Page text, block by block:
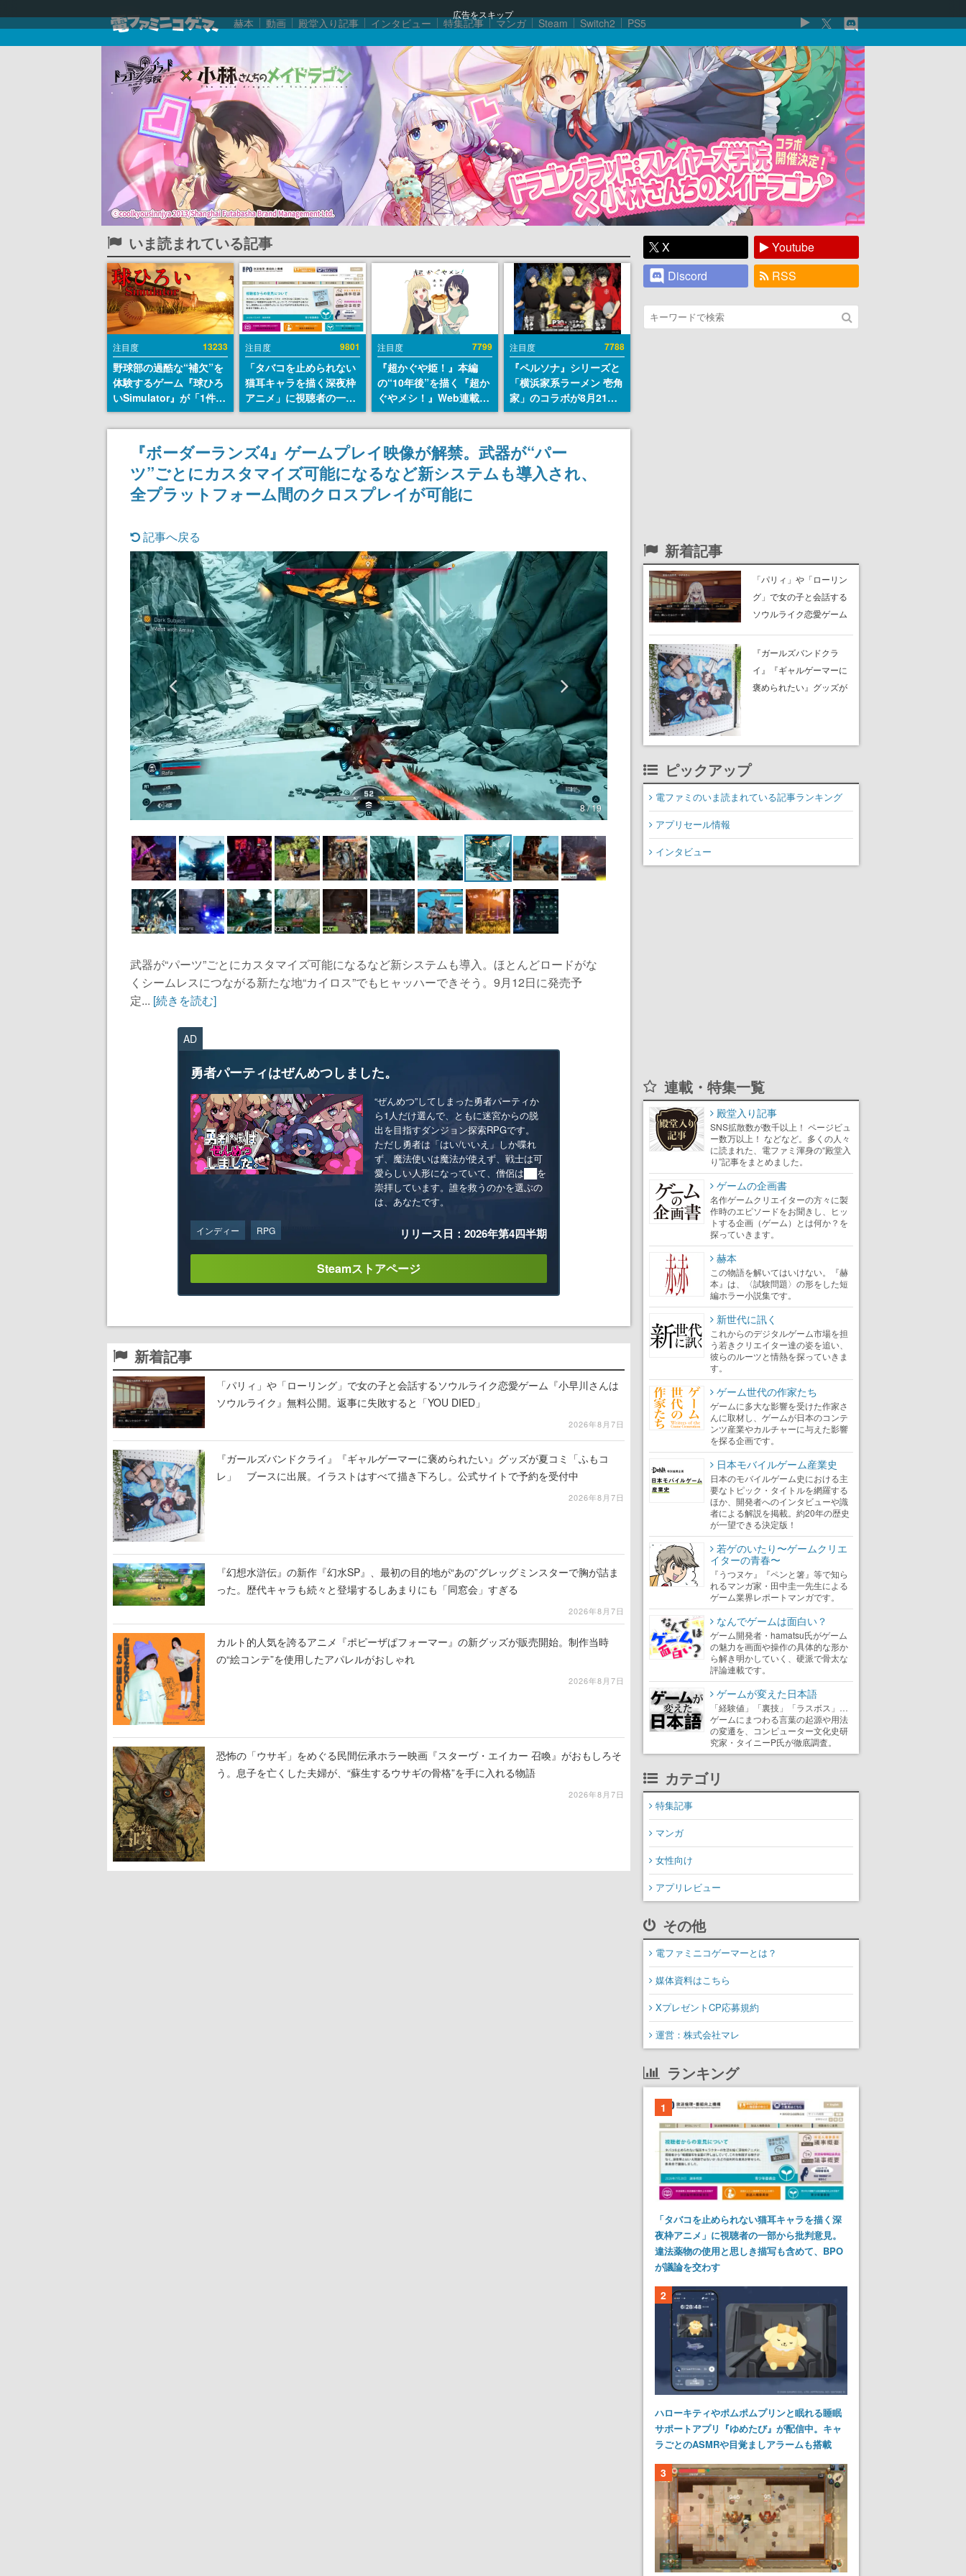
広告をスキップ
赫本 動画 殿堂入り記事 インタビュー 特集記事 マンガ Steam Switch2 PS5
いま読まれている記事
注目度 13233
野球部の過酷な“補欠”を
体験するゲーム『球ひろ
いSimulator』が「1件」
のウィッシュリストをも
とにチェコ語に対応し
SNSで話題に。『キング
ダム・カム』開発元やチ
ェコのプロ野球選手から
称賛の声
注目度 9801
「タバコを止められない
猫耳キャラを描く深夜枠
アニメ」に視聴者の一部
から批判意見。違法薬物
の使用と思しき描写も含
めて、BPOが議論を交わ
す
注目度 7799
『超かぐや姫！』本編
の“10年後”を描く『超か
ぐやメシ！』Web連載決
定。新たなWebマンガレ
ーベル「ビビビコミッ
ク」にて特別話が掲載ス
タート、あのお話には…
まだ続きがある！
注目度 7788
『ペルソナ』シリーズと
「横浜家系ラーメン 壱角
家」のコラボが8月21日
から開催。”はがくれ”風
とんこつラーメンや、お
いしく食べられるカレー
ラーメンがラインナップ
『ボーダーランズ4』ゲームプレイ映像が解禁。武器が“パー
ツ”ごとにカスタマイズ可能になるなど新システムも導入され、
全プラットフォーム間のクロスプレイが可能に
記事へ戻る
8 / 19
武器が“パーツ”ごとにカスタマイズ可能になるなど新システムも導入。ほとんどロードがな
くシームレスにつながる新たな地“カイロス”でもヒャッハーできそう。9月12日に発売予
定... [続きを読む]
AD
勇者パーティはぜんめつしました。
“ぜんめつ”してしまった勇者パーティか
ら1人だけ選んで、ともに迷宮からの脱
出を目指すダンジョン探索RPGです。
ただし勇者は「はい/いいえ」しか喋れ
ず、魔法使いは魔法が使えず、戦士は可
愛らしい人形になっていて、僧侶は██を
崇拝しています。誰を救うのかを選ぶの
は、あなたです。
インディー RPG リリース日：2026年第4四半期
Steamストアページ
新着記事
「パリィ」や「ローリング」で女の子と会話するソウルライク恋愛ゲーム『小早川さんは
ソウルライク』無料公開。返事に失敗すると「YOU DIED」
2026年8月7日
『ガールズバンドクライ』『ギャルゲーマーに褒められたい』グッズが夏コミ「ふもコ
レ」 ブースに出展。イラストはすべて描き下ろし。公式サイトで予約を受付中
2026年8月7日
『幻想水滸伝』の新作『幻水SP』、最初の目的地が“あの”グレッグミンスターで胸が詰ま
った。歴代キャラも続々と登場するしあまりにも「同窓会」すぎる
2026年8月7日
カルト的人気を誇るアニメ『ポピーザぱフォーマー』の新グッズが販売開始。制作当時
の“絵コンテ”を使用したアパレルがおしゃれ
2026年8月7日
恐怖の「ウサギ」をめぐる民間伝承ホラー映画『スターヴ・エイカー 召喚』がおもしろそ
う。息子を亡くした夫婦が、“蘇生するウサギの骨格”を手に入れる物語
2026年8月7日
X
Youtube
Discord
RSS
新着記事
「パリィ」や「ローリン
グ」で女の子と会話する
ソウルライク恋愛ゲーム
イク』無料公開。返事に
失敗すると「YOU
DIED」
『ガールズバンドクラ
イ』『ギャルゲーマーに
褒められたい』グッズが
ピックアップ
電ファミのいま読まれている記事ランキング
アプリセール情報
インタビュー
連載・特集一覧
殿堂入り記事
SNS拡散数が数千以上！ ページビュ
ー数万以上！ などなど。多くの人々
に読まれた、電ファミ渾身の“殿堂入
り”記事をまとめました。
ゲームの企画書
名作ゲームクリエイターの方々に製
作時のエピソードをお聞きし、ヒッ
トする企画（ゲーム）とは何か？を
探っていきます。
赫本
この物語を解いてはいけない。『赫
本』は、〈試験問題〉の形をした短
編ホラー小説集です。
新世代に訊く
これからのデジタルゲーム市場を担
う若きクリエイター達の姿を追い、
彼らのルーツと情熱を探っていきま
す。
ゲーム世代の作家たち
ゲームに多大な影響を受けた作家さ
んに取材し、ゲームが日本のコンテ
ンツ産業やカルチャーに与えた影響
を探る企画です。
日本モバイルゲーム産業史
日本のモバイルゲーム史における主
要なトピック・タイトルを網羅する
ほか、開発者へのインタビューや識
者による解説を掲載。約20年の歴史
が一望できる決定版！
若ゲのいたり〜ゲームクリエ
イターの青春〜
『うつヌケ』『ペンと箸』等で知ら
れるマンガ家・田中圭一先生による
ゲーム業界レポートマンガです。
なんでゲームは面白い？
ゲーム開発者・hamatsu氏がゲーム
の魅力を画面や操作の具体的な形か
ら解き明かしていく、硬派で骨太な
評論連載です。
ゲームが変えた日本語
「経験値」「裏技」「ラスボス」…
ゲームにまつわる言葉の起源や用法
の変遷を、コンピューター文化史研
究家・タイニーP氏が徹底調査。
カテゴリ
特集記事
マンガ
女性向け
アプリレビュー
その他
電ファミニコゲーマーとは？
媒体資料はこちら
XプレゼントCP応募規約
運営：株式会社マレ
ランキング
1
「タバコを止められない猫耳キャラを描く深
夜枠アニメ」に視聴者の一部から批判意見。
違法薬物の使用と思しき描写も含めて、BPO
が議論を交わす
2
ハローキティやポムポムプリンと眠れる睡眠
サポートアプリ『ゆめたび』が配信中。キャ
ラごとのASMRや目覚ましアラームも搭載
3